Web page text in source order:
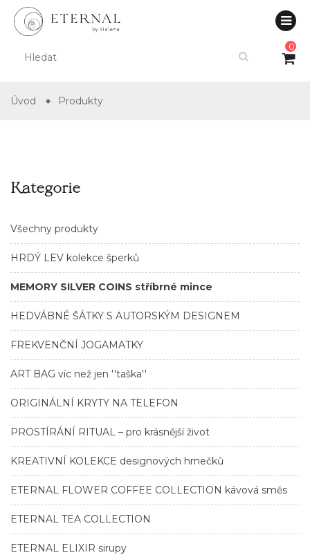
0
Úvod Produkty
Kategorie
Všechny produkty
HRDÝ LEV kolekce šperků
MEMORY SILVER COINS stříbrné mince
HEDVÁBNÉ ŠÁTKY S AUTORSKÝM DESIGNEM
FREKVENČNÍ JOGAMATKY
ART BAG víc než jen ''taška''
ORIGINÁLNÍ KRYTY NA TELEFON
PROSTÍRÁNÍ RITUAL – pro krásnější život
KREATIVNÍ KOLEKCE designových hrnečků
ETERNAL FLOWER COFFEE COLLECTION kávová směs
ETERNAL TEA COLLECTION
ETERNAL ELIXIR sirupy